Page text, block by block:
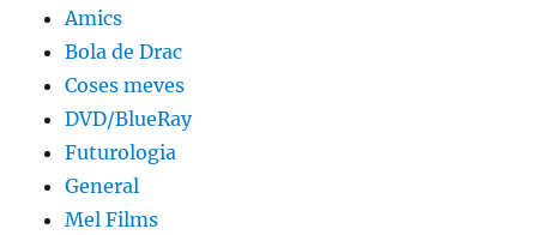
Amics
Bola de Drac
Coses meves
DVD/BlueRay
Futurologia
General
Mel Films